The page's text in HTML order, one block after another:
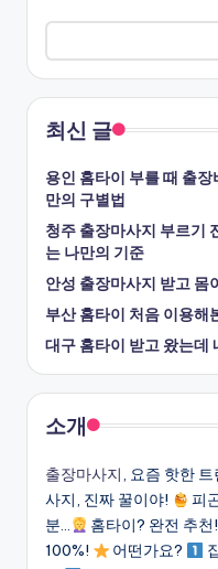
최신 글
용인 홈타이 부를 때 출
만의 구별법
청주 출장마사지 부르기
는 나만의 기준
안성 출장마사지 받고 몸
부산 홈타이 처음 이용해
대구 홈타이 받고 왔는데
소개
출장마사지, 요즘 핫한 트
사지, 진짜 꿀이야!
피
분…
홈타이? 완전 추천!
100%!
어떤가요?